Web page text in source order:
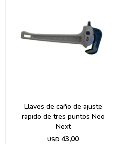
Llaves de caño de ajuste
rapido de tres puntos Neo
Next
USD 43,00